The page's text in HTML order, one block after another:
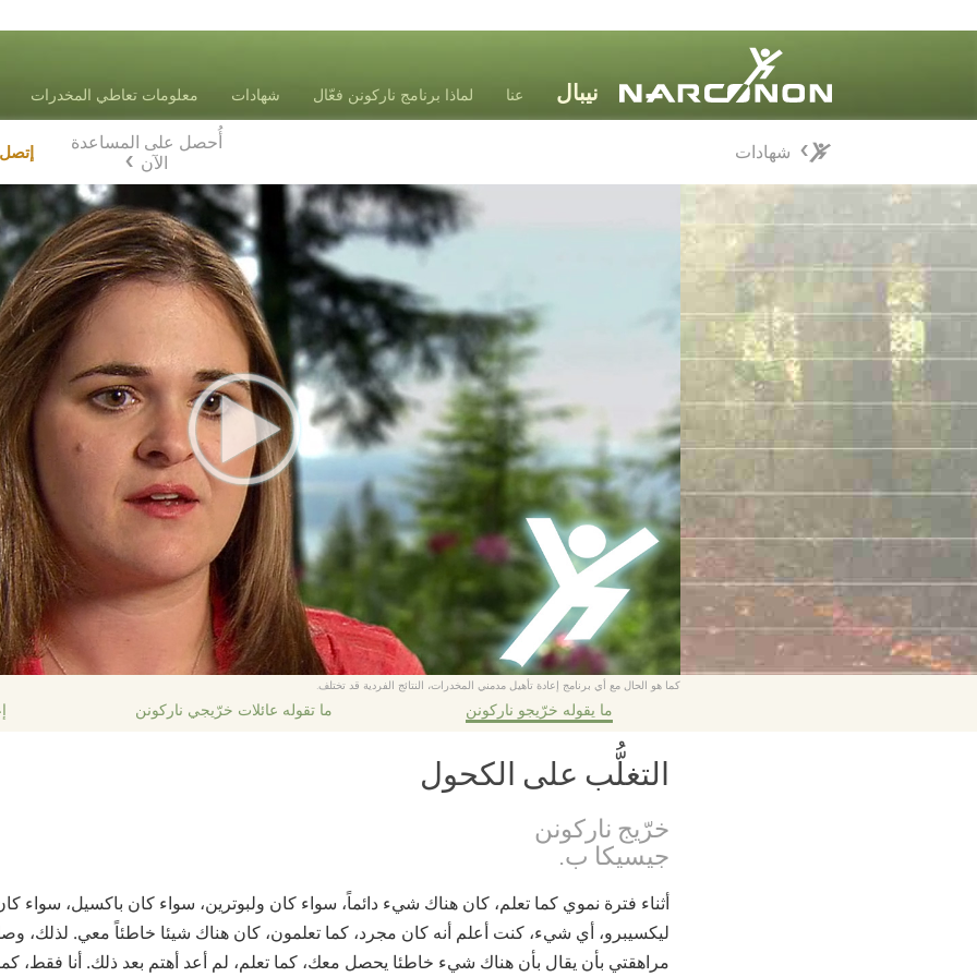
عنا لماذا برنامج ناركونن فعّال شهادات معلومات تعاطي المخدرات
⨯ إتصل
أُحصل على المساعدة
الآن
شهادات
كما هو الحال مع أي برنامج إعادة تأهيل مدمني المخدرات، النتائج الفردية قد تختلف.
ما يقوله خرّيجو ناركونن ما تقوله عائلات خرّيجي ناركونن
التغلُّب على الكحول
خرّيج ناركونن
جيسيكا ب.
أثناء فترة نموي كما تعلم، كان هناك شيء دائماً، سواء كان ولبوترين، سواء كان باكسيل، سواء
ليكسيبرو، أي شيء، كنت أعلم أنه كان مجرد، كما تعلمون، كان هناك شيئا خاطئاً معي. لذلك،
مراهقتي بأن يقال بأن هناك شيء خاطئا يحصل معك، كما تعلم، لم أعد أهتم بعد ذلك. أنا فقط،
شهادات